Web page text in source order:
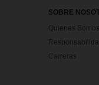
SOBRE
Quienes Somos
Carreras